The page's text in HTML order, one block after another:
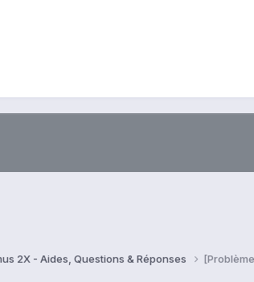
2X - Aides, Questions & Réponses